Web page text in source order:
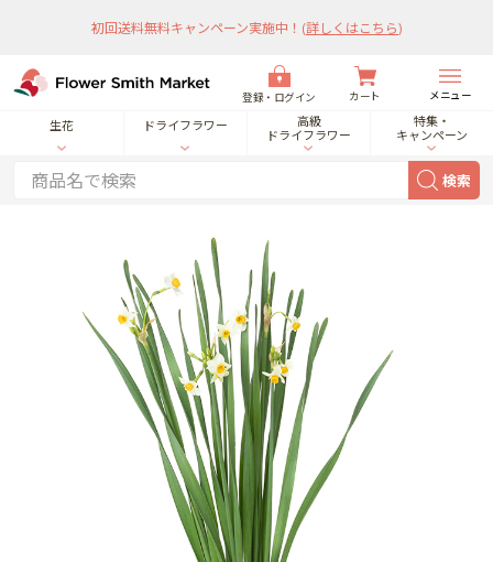
初回送料無料キャンペーン実施中！ (詳しくはこちら)
登録・ログイン カート メニュー
生花 ドライフラワー
高級
ドライフラワー
特集・
キャンペーン
検索